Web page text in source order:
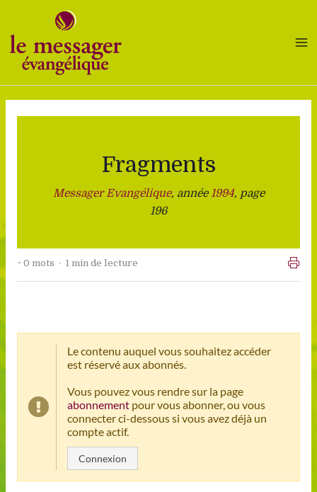
contenu
Fragments
Messager Evangélique, année1994, page
196
~ 0 mots · 1 min de lecture
Le contenu auquel vous souhaitez accéder
est réservé aux abonnés.
Vous pouvez vous rendre sur la page
abonnementpour vous abonner, ou vous
connecter ci-dessous si vous avez déjà un
compte actif.
Connexion